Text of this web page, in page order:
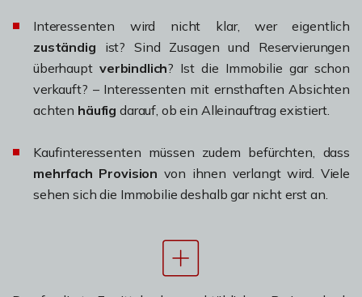
Interessenten wird nicht klar, wer eigentlich
zuständig ist? Sind Zusagen und Reservierungen
überhaupt verbindlich? Ist die Immobilie gar schon
verkauft? – Interessenten mit ernsthaften Absichten
achten häufig darauf, ob ein Alleinauftrag existiert.
Kaufinteressenten müssen zudem befürchten, dass
mehrfach Provision von ihnen verlangt wird. Viele
sehen sich die Immobilie deshalb gar nicht erst an.